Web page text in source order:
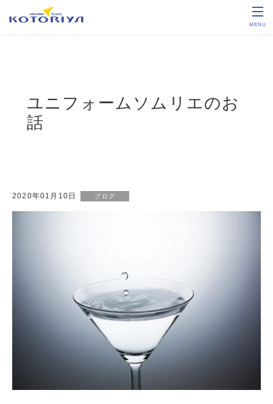
MENU
ユニフォームソムリエのお
話
2020年01月10日 ブログ